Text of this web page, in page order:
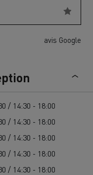
avis Google
/ 14:30 - 18:00
/ 14:30 - 18:00
/ 14:30 - 18:00
/ 14:30 - 18:00
/ 14:30 - 18:00